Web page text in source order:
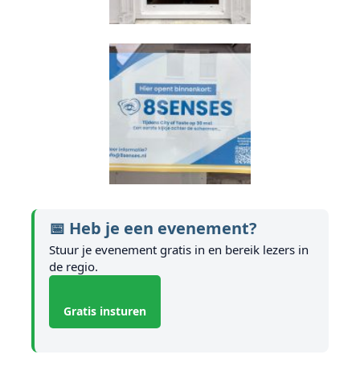
📅 Heb je een evenement?
Stuur je evenement gratis in en bereik lezers in
de regio.
Gratis insturen